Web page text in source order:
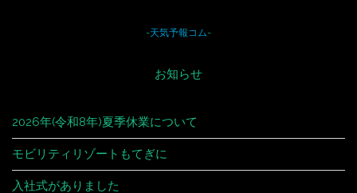
-天気予報コム-
お知らせ
2026年(令和8年)夏季休業について
モビリティリゾートもてぎに
入社式がありました